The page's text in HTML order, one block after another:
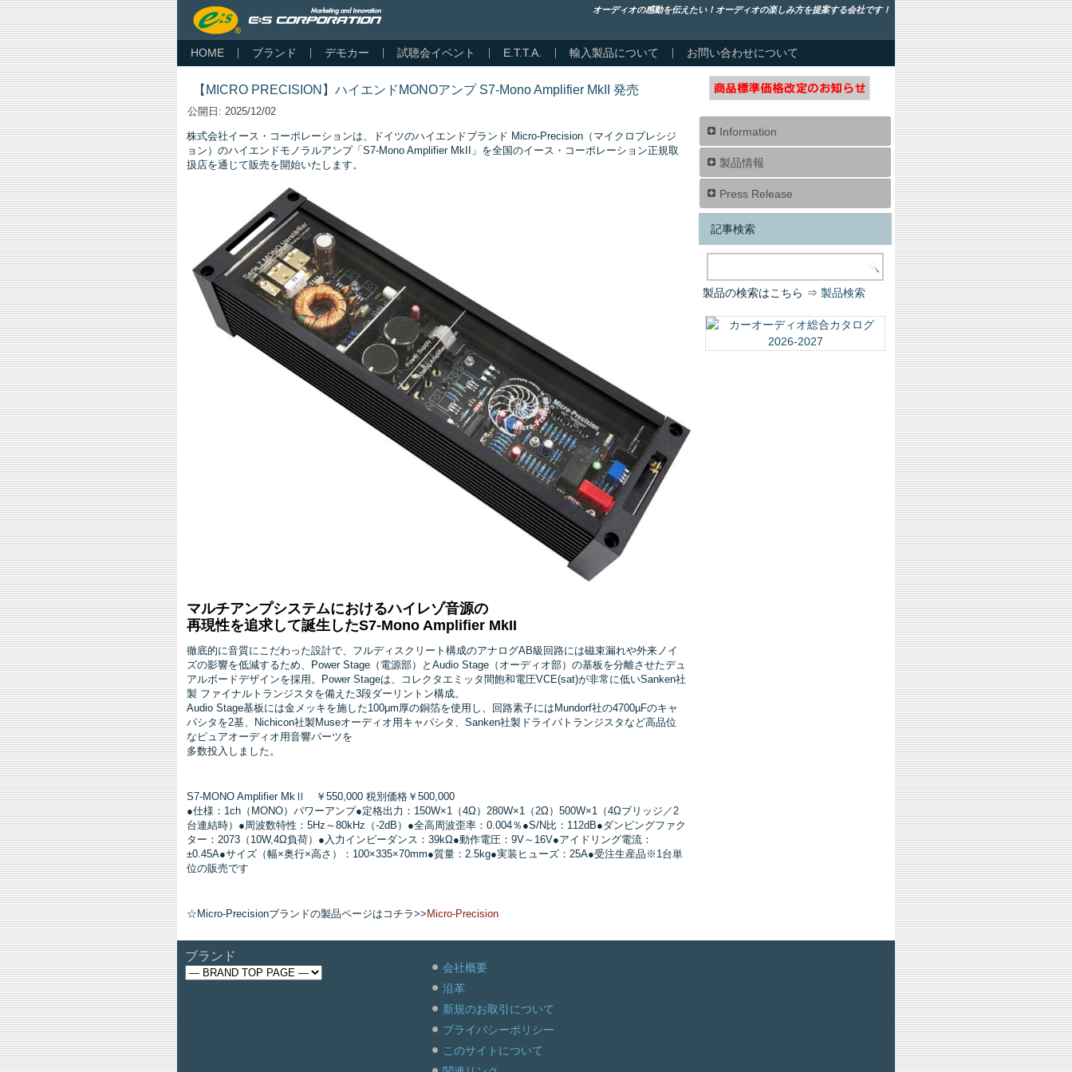
オーディオの感動を伝えたい！オーディオの楽しみ方を提案する会社です！
HOME ブランド デモカー 試聴会イベント E.T.T.A. 輸入製品について お問い合わせについて
【MICRO PRECISION】ハイエンドMONOアンプ S7-Mono Amplifier MkII 発売
公開日: 2025/12/02
株式会社イース・コーポレーションは、ドイツのハイエンドブランド Micro-Precision（マイクロプレシジ
ョン）のハイエンドモノラルアンプ「S7-Mono Amplifier MkII」を全国のイース・コーポレーション正規取
扱店を通じて販売を開始いたします。
マルチアンプシステムにおけるハイレゾ音源の
再現性を追求して誕生したS7-Mono Amplifier MkII
徹底的に音質にこだわった設計で、フルディスクリート構成のアナログAB級回路には磁束漏れや外来ノイ
ズの影響を低減するため、Power Stage（電源部）とAudio Stage（オーディオ部）の基板を分離させたデュ
アルボードデザインを採用。Power Stageは、コレクタエミッタ間飽和電圧VCE(sat)が非常に低いSanken社
製 ファイナルトランジスタを備えた3段ダーリントン構成。
Audio Stage基板には金メッキを施した100μm厚の銅箔を使用し、回路素子にはMundorf社の4700µFのキャ
パシタを2基、Nichicon社製Museオーディオ用キャパシタ、Sanken社製ドライバトランジスタなど高品位
なピュアオーディオ用音響パーツを
多数投入しました。
S7-MONO Amplifier MkⅡ ￥550,000 税別価格￥500,000
●仕様：1ch（MONO）パワーアンプ●定格出力：150W×1（4Ω）280W×1（2Ω）500W×1（4Ωブリッジ／2
台連結時）●周波数特性：5Hz～80kHz（-2dB）●全高周波歪率：0.004％●S/N比：112dB●ダンピングファク
ター：2073（10W,4Ω負荷）●入力インピーダンス：39kΩ●動作電圧：9V～16V●アイドリング電流：
±0.45A●サイズ（幅×奥行×高さ）：100×335×70mm●質量：2.5kg●実装ヒューズ：25A●受注生産品※1台単
位の販売です
☆Micro-Precisionブランドの製品ページはコチラ>> Micro-Precision
Information
製品情報
Press Release
記事検索
製品の検索はこちら ⇒ 製品検索
ブランド
会社概要
沿革
新規のお取引について
プライバシーポリシー
このサイトについて